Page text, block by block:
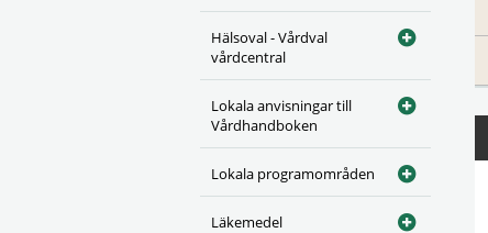
Hälsoval - Vårdval
vårdcentral
Lokala anvisningar till
Vårdhandboken
Lokala programområden
Läkemedel